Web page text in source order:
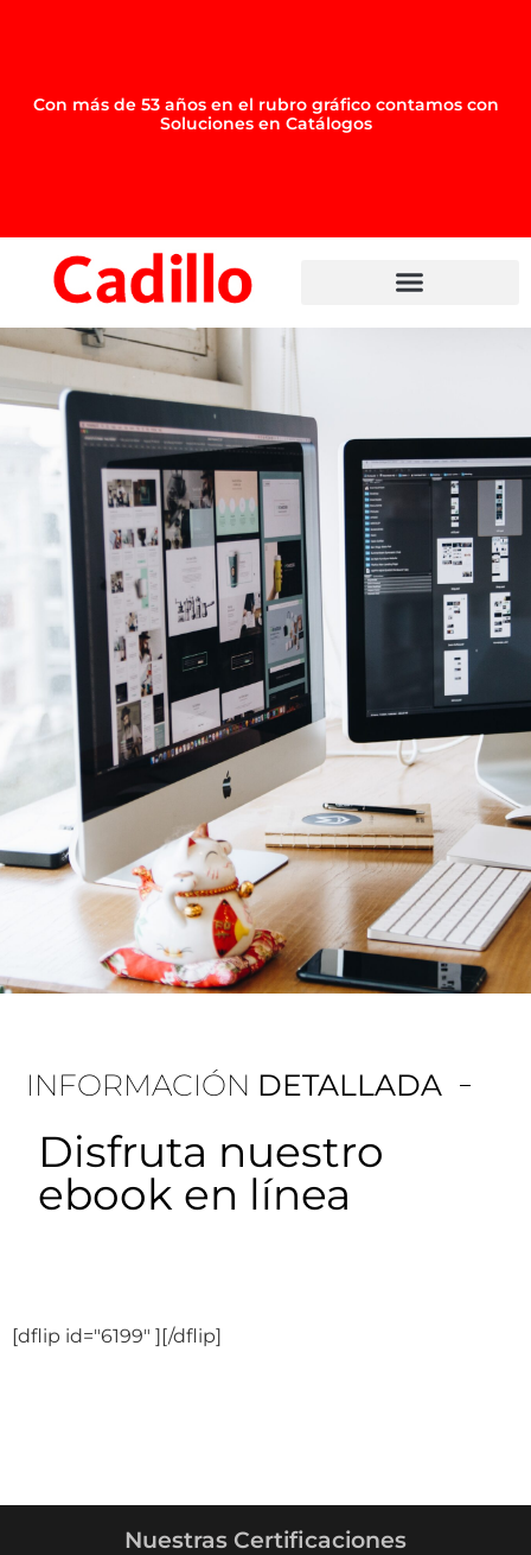
Con más de 53 años en el rubro gráfico contamos con
Soluciones en Catálogos
INFORMACIÓN DETALLADA
Disfruta nuestro
ebook en línea
[dflip id="6199" ][/dflip]
Nuestras Certificaciones